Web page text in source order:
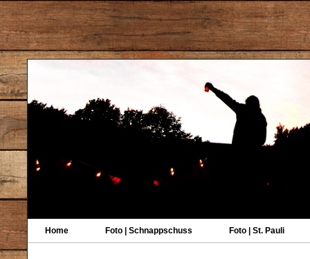
Home Foto | Schnappschuss Foto | St. Pauli